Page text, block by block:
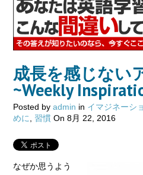
成長を感じない
~Weekly
Posted by admin in イマジネーシ
めに
習慣 On 8月 22, 2016
なぜか思うよう